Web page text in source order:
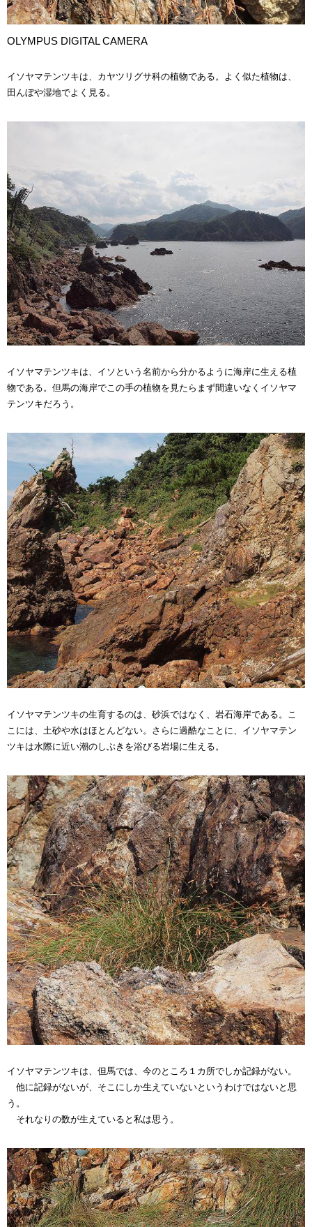
OLYMPUS DIGITAL CAMERA
イソヤマテンツキは、カヤツリグサ科の植物である。よく似た植物は、
田んぼや湿地でよく見る。
イソヤマテンツキは、イソという名前から分かるように海岸に生える植
物である。但馬の海岸でこの手の植物を見たらまず間違いなくイソヤマ
テンツキだろう。
イソヤマテンツキの生育するのは、砂浜ではなく、岩石海岸である。こ
こには、土砂や水はほとんどない。さらに過酷なことに、イソヤマテン
ツキは水際に近い潮のしぶきを浴びる岩場に生える。
イソヤマテンツキは、但馬では、今のところ１カ所でしか記録がない。
他に記録がないが、そこにしか生えていないというわけではないと思
う。
それなりの数が生えていると私は思う。